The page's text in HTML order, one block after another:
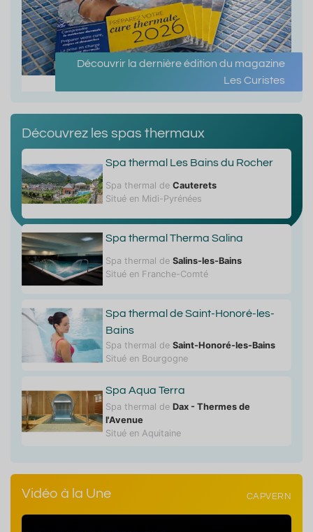
Découvrir la dernière édition du magazine
Les Curistes
Découvrez les spas thermaux
Spa thermal Les Bains du Rocher
Spa thermal de Cauterets
Situé en Midi-Pyrénées
Spa thermal Therma Salina
Spa thermal de Salins-les-Bains
Situé en Franche-Comté
Spa thermal de Saint-Honoré-les-
Bains
Spa thermal de Saint-Honoré-les-Bains
Situé en Bourgogne
Spa Aqua Terra
Spa thermal de Dax - Thermes de
l'Avenue
Situé en Aquitaine
Vidéo à la Une CAPVERN